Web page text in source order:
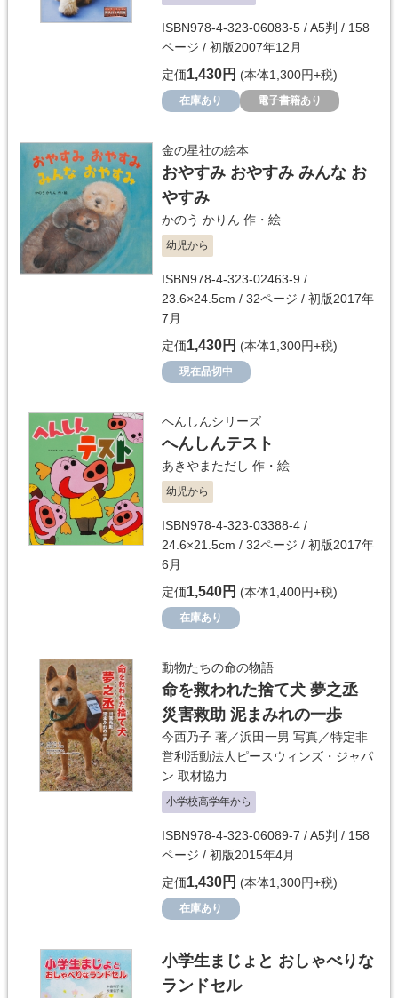
ISBN978-4-323-06083-5 / A5判 / 158
ページ / 初版2007年12月
定価1,430円 (本体1,300円+税)
在庫あり 電子書籍あり
金の星社の絵本
おやすみ おやすみ みんな お
やすみ
かのう かりん 作・絵
幼児から
ISBN978-4-323-02463-9 /
23.6×24.5cm / 32ページ / 初版2017年
7月
定価1,430円 (本体1,300円+税)
現在品切中
へんしんシリーズ
へんしんテスト
あきやまただし 作・絵
幼児から
ISBN978-4-323-03388-4 /
24.6×21.5cm / 32ページ / 初版2017年
6月
定価1,540円 (本体1,400円+税)
在庫あり
動物たちの命の物語
命を救われた捨て犬 夢之丞
災害救助 泥まみれの一歩
今西乃子 著／浜田一男 写真／特定非
営利活動法人ピースウィンズ・ジャパ
ン 取材協力
小学校高学年から
ISBN978-4-323-06089-7 / A5判 / 158
ページ / 初版2015年4月
定価1,430円 (本体1,300円+税)
在庫あり
小学生まじょと おしゃべりな
ランドセル